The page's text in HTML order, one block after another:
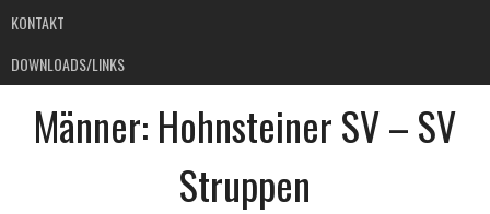
KONTAKT
DOWNLOADS/LINKS
Männer: Hohnsteiner SV – SV
Struppen